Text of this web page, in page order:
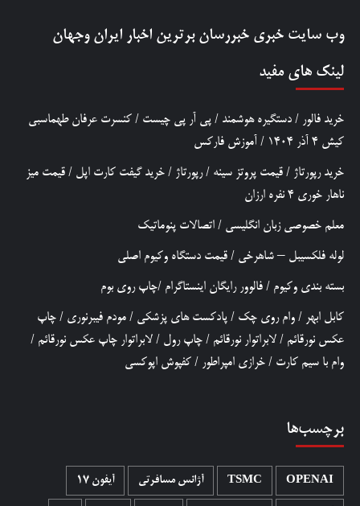
وب سایت خبری خبررسان برترین اخبار ایران وجهان
لینک های مفید
خرید فالور / دستگیره هوشمند / پی آر پی چیست / کنسرت عرفان طهماسبی
کیش 4 آذر 1404
/ آموزش فارکس
خرید رپورتاژ / قیمت پروتز سینه /رپورتاژ / خرید گیفت کارت اپل / قیمت میز
ناهار خوری 4 نفره ارزان
معلم خصوصی زبان انگلیسی / اتصالات پنوماتیک
لوله فلکسیبل – شاهرخی / قیمت دستگاه وکیوم اصلی
بسته بندی وکیوم / فالوور رایگان اینستاگرام /چاپ روی بوم
کابل ابهر / وام روی چک / پادکست های پزشکی / مودم فیبرنوری / چاپ
عکس نورقائم / لابراتوار نورقائم / چاپ رول / لابراتوار چاپ عکس نورقائم /
وام با سیم کارت / خرازی امپراطور / کفپوش اپوکسی
برچسب‌ها
OPENAI
TSMC آژانس مسافرتی آیفون 17